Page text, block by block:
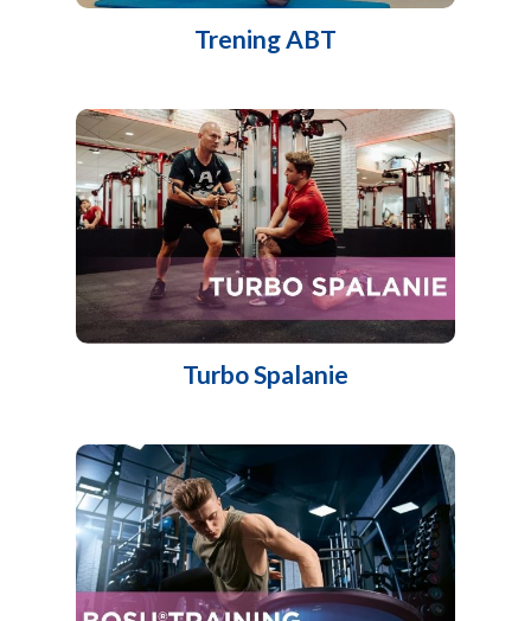
Trening ABT
Turbo Spalanie